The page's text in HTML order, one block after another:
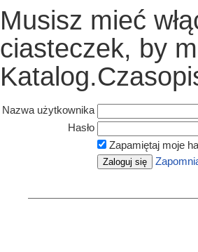
Musisz mieć
ciasteczek, by
Nazwa użytkownika
Hasło
Zapamiętaj moje